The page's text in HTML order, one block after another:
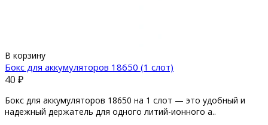
В корзину
Бокс для аккумуляторов 18650 (1 слот)
40 ₽
Бокс для аккумуляторов 18650 на 1 слот — это удобный и
надежный держатель для одного литий-ионного а..